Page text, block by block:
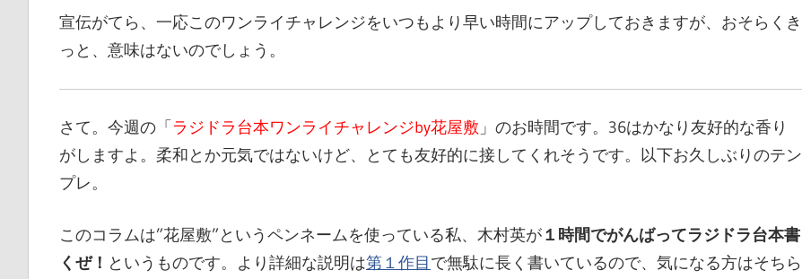
化
部
（OHB）
ジ
で
宣伝がてら、一応このワンライチャレンジをいつもより早い時間にアップしておきますが、おそらくき
っと、意味はないのでしょう。
さて。今週の「ラジドラ台本ワンライチャレンジby花屋敷 」のお時間です。36はかなり友好的な香り
がしますよ。柔和とか元気ではないけど、とても友好的に接してくれそうです。以下お久しぶりのテン
プレ。
このコラムは”花屋敷”というペンネームを使っている私、木村英が１時間でがんばってラジドラ台本書
くぜ！ というものです。より詳細な説明は第１作目で無駄に長く書いているので、気になる方はそちら